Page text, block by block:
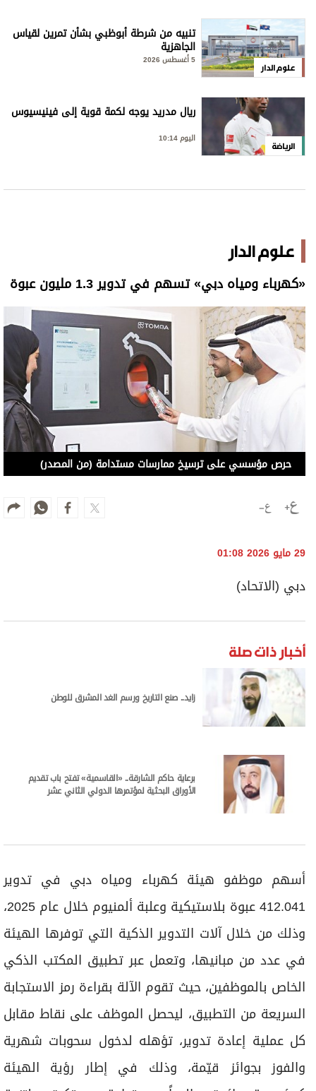
علوم الدار
تنبيه من شرطة أبوظبي بشأن تمرين لقياس
الجاهزية
5 أغسطس 2026
الرياضة
ريال مدريد يوجه لكمة قوية إلى فينيسيوس
اليوم 10:14
علوم الدار
«كهرباء ومياه دبي» تسهم في تدوير 1.3 مليون عبوة
حرص مؤسسي على ترسيخ ممارسات مستدامة (من المصدر)
29 مايو 2026 01:08
دبي (الاتحاد)
أخبار ذات صلة
زايد.. صنع التاريخ ورسم الغد المشرق للوطن
برعاية حاكم الشارقة.. «القاسمية» تفتح باب تقديم
الأوراق البحثية لمؤتمرها الدولي الثاني عشر
أسهم موظفو هيئة كهرباء ومياه دبي في تدوير
412.041 عبوة بلاستيكية وعلبة ألمنيوم خلال عام 2025،
وذلك من خلال آلات التدوير الذكية التي توفرها الهيئة
في عدد من مبانيها، وتعمل عبر تطبيق المكتب الذكي
الخاص بالموظفين، حيث تقوم الآلة بقراءة رمز الاستجابة
السريعة من التطبيق، ليحصل الموظف على نقاط مقابل
كل عملية إعادة تدوير، تؤهله لدخول سحوبات شهرية
والفوز بجوائز قيّمة، وذلك في إطار رؤية الهيئة